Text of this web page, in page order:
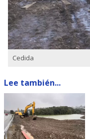
Cedida
Lee también...